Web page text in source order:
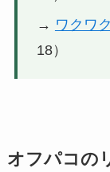
→ ワクワ
18）
オフパコの